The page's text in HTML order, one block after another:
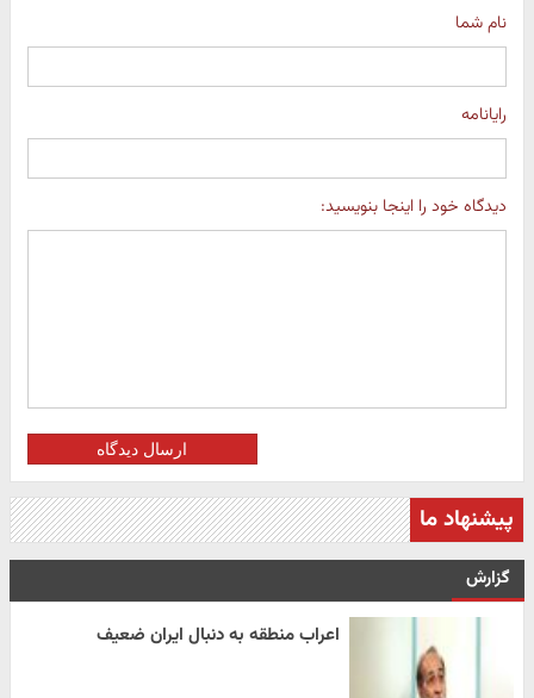
نام شما
رایانامه
دیدگاه خود را اینجا بنویسید:
ارسال دیدگاه
پیشنهاد ما
گزارش
اعراب منطقه به دنبال ایران ضعیف